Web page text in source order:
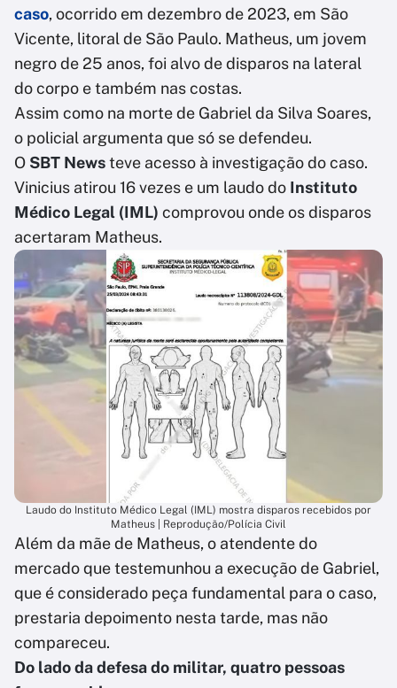
caso, ocorrido em dezembro de 2023, em São
Vicente, litoral de São Paulo. Matheus, um jovem
negro de 25 anos, foi alvo de disparos na lateral
do corpo e também nas costas.
Assim como na morte de Gabriel da Silva Soares,
o policial argumenta que só se defendeu.
O SBT Newsteve acesso à investigação do caso.
Vinicius atirou 16 vezes e um laudo do Instituto
Médico Legal (IML) comprovou onde os disparos
acertaram Matheus.
Laudo do Instituto Médico Legal (IML) mostra disparos recebidos por
Matheus | Reprodução/Polícia Civil
Além da mãe de Matheus, o atendente do
mercado que testemunhou a execução de Gabriel,
que é considerado peça fundamental para o caso,
prestaria depoimento nesta tarde, mas não
compareceu.
Do lado da defesa do militar, quatro pessoas